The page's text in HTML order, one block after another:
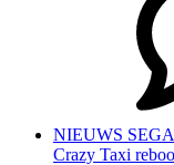
NIEUWS
Crazy Taxi